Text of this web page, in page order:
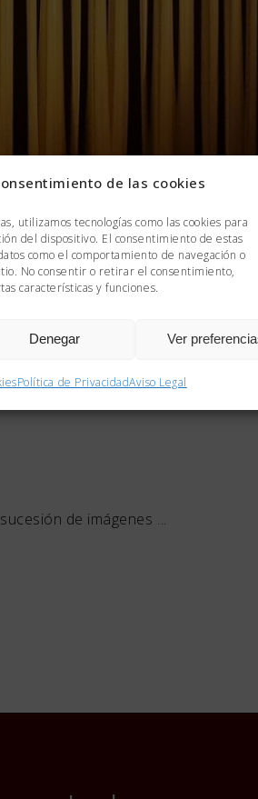
de las cookies
utilizamos tecnologías como las cookies para
del dispositivo. El consentimiento de estas
como el comportamiento de navegación o
No consentir o retirar el consentimiento,
características y funciones.
Denegar Ver
Política de PrivacidadAviso Legal
de imágenes